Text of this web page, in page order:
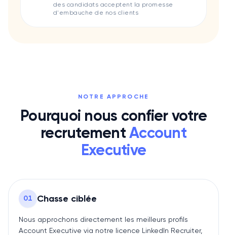
des candidats acceptent la promesse
d'embauche de nos clients
NOTRE APPROCHE
Pourquoi nous confier votre
recrutementAccount
Executive
01 Chasse ciblée
Nous approchons directement les meilleurs profils
Account Executive via notre licence LinkedIn Recruiter,